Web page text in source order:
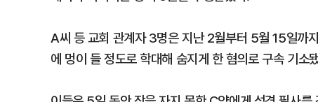
A씨 등 교회 관계자 3명은 지난 2월부터 5월 15일까
에 멍이 들 정도로 학대해 숨지게 한 혐의로 구속 기소